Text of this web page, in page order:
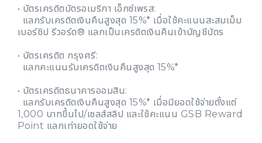
• บัตรเครดิตบัตรอเมริกา เอ็กซ์เพรส:
แลกรับเครดิตเงินคืนสูงสุด 15%* เมื่อใช้คะแนนสะสมเม็ม
เบอร์ชิป รีวอร์ด® แลกเป็นเครดิตเงินคืนเข้าบัญชีบัตร
• บัตรเครดิต กรุงศรี:
แลกคะแนนรับเครดิตเงินคืนสูงสุด 15%*
• บัตรเครดิตธนาคารออมสิน:
แลกรับเครดิตเงินคืนสูงสุด 15%* เมื่อมียอดใช้จ่ายตั้งแต่
1,000 บาทขึ้นไป/เซลส์สลิป และใช้คะแนน GSB Reward
Point แลกเท่ายอดใช้จ่าย